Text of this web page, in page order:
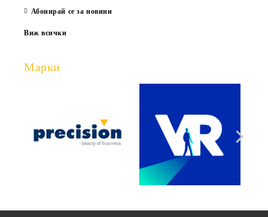
Абонирай се за новини
Виж всички
Марки